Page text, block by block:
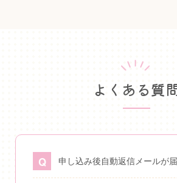
よくある質
申し込み後自動返信メールが届